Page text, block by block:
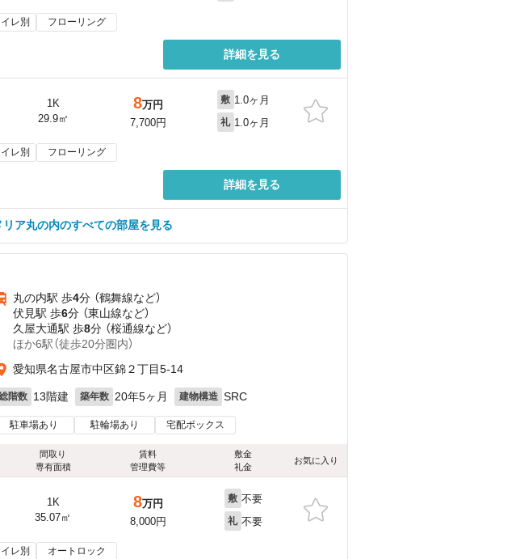
レ別 フローリング
詳細を見る
1K
29.9㎡
8万円
7,700円
敷 1.0ヶ月
礼 1.0ヶ月
レ別 フローリング
詳細を見る
リア丸の内のすべての部屋を見る
丸の内駅 歩4分 （鶴舞線など）
伏見駅 歩6分 （東山線など）
久屋大通駅 歩8分 （桜通線など）
ほか6駅（徒歩20分圏内）
愛知県名古屋市中区錦２丁目5-14
階数 13階建 築年数 20年5ヶ月 建物構造 SRC
駐車場あり 駐輪場あり 宅配ボックス
間取り
専有面積
賃料
管理費等
敷金
礼金
お気に入り
1K
35.07㎡
8万円
8,000円
敷 不要
礼 不要
レ別 オートロック